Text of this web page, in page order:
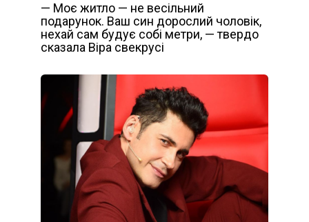
— Моє житло — не весільний
подарунок. Ваш син дорослий чоловік,
нехай сам будує собі метри, — твердо
сказала Віра свекрусі